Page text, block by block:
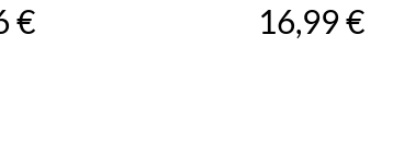
€ 16,99 €